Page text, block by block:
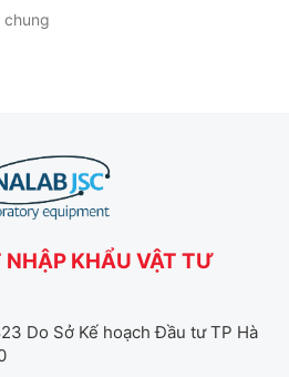
chung
NHẬP KHẨU VẬT TƯ
Do Sở Kế hoạch Đầu tư TP Hà